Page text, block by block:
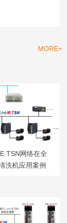
MORE+
TSN网络在全
洗机应用案例